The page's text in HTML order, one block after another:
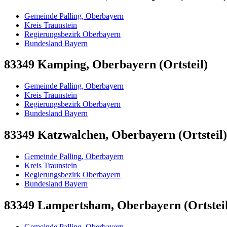
Gemeinde Palling, Oberbayern
Kreis Traunstein
Regierungsbezirk Oberbayern
Bundesland Bayern
83349 Kamping, Oberbayern (Ortsteil)
Gemeinde Palling, Oberbayern
Kreis Traunstein
Regierungsbezirk Oberbayern
Bundesland Bayern
83349 Katzwalchen, Oberbayern (Ortsteil)
Gemeinde Palling, Oberbayern
Kreis Traunstein
Regierungsbezirk Oberbayern
Bundesland Bayern
83349 Lampertsham, Oberbayern